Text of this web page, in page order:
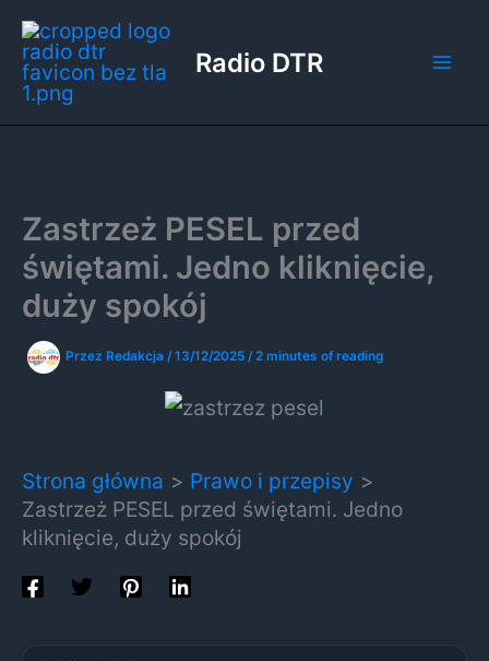
Przejdź
do
treści
Radio DTR
Zastrzeż PESEL przed
świętami. Jedno kliknięcie,
duży spokój
Przez Redakcja /13/12/2025 /2 minutes of reading
Strona główna
Prawo i przepisy
Zastrzeż PESEL przed świętami. Jedno
kliknięcie, duży spokój